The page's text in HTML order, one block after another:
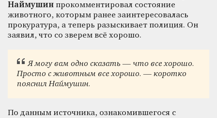
Наймушин прокомментировал состояние
животного, которым ранее заинтересовалась
прокуратура, а теперь разыскивает полиция. Он
заявил, что со зверем всё хорошо.
Я могу вам одно сказать — что все хорошо.
Простос животным все хорошо. — коротко
пояснил Наймушин.
По данным источника, ознакомившегося с